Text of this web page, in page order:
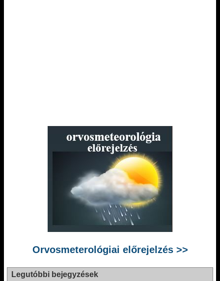
Orvosmeterológiai előrejelzés >>
Legutóbbi bejegyzések